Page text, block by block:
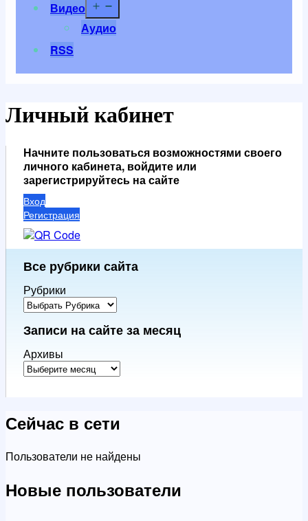
Видео
Аудио
RSS
Личный кабинет
Начните пользоваться возможностями своего
личного кабинета, войдите или
зарегистрируйтесь на сайте
Вход
Регистрация
Все рубрики сайта
Рубрики
Записи на сайте за месяц
Архивы
Сейчас в сети
Пользователи не найдены
Новые пользователи